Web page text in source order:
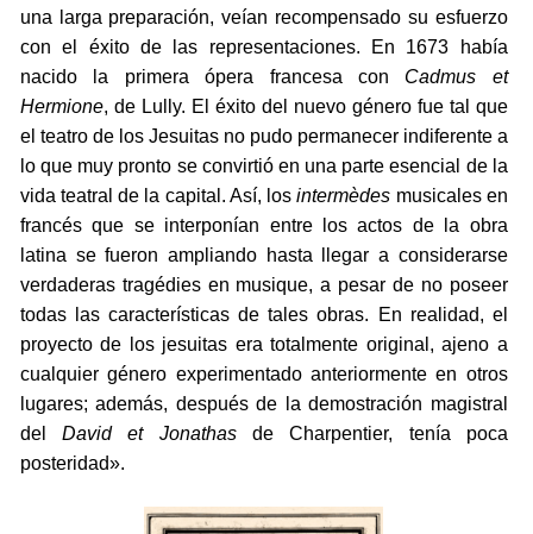
una larga preparación, veían recompensado su esfuerzo
con el éxito de las representaciones. En 1673 había
nacido la primera ópera francesa con Cadmus et
Hermione, de Lully. El éxito del nuevo género fue tal que
el teatro de los Jesuitas no pudo permanecer indiferente a
lo que muy pronto se convirtió en una parte esencial de la
vida teatral de la capital. Así, losintermèdes musicales en
francés que se interponían entre los actos de la obra
latina se fueron ampliando hasta llegar a considerarse
verdaderas tragédies en musique, a pesar de no poseer
todas las características de tales obras. En realidad, el
proyecto de los jesuitas era totalmente original, ajeno a
cualquier género experimentado anteriormente en otros
lugares; además, después de la demostración magistral
del
David et Jonathasde Charpentier, tenía poca
posteridad».